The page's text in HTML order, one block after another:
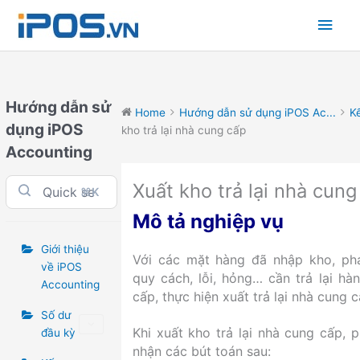
Main
Hướng dẫn sử
dụng iPOS
Accounting
⌘K
Giới thiệu
về iPOS
Accounting
Số dư
đầu kỳ
Home Hướng dẫn sử dụng iPOS Ac...
kho trả lại nhà cung cấp
Xuất kho trả lại nhà
Mô tả nghiệp vụ
Với các mặt hàng đã nhập kho,
quy cách, lỗi, hỏng… cần trả lại
cấp, thực hiện xuất trả lại nhà cung
Khi xuất kho trả lại nhà cung cấp,
nhận các bút toán sau: